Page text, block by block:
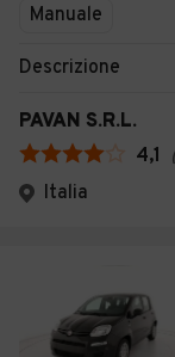
Manuale
Descrizione
PAVAN S.R.L.
4,1
Italia